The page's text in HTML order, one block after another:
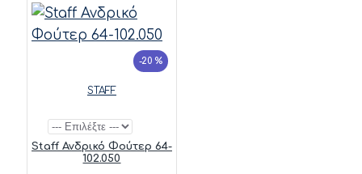
-20 %
STAFF
Staff Ανδρικό Φούτερ 64-
102.050